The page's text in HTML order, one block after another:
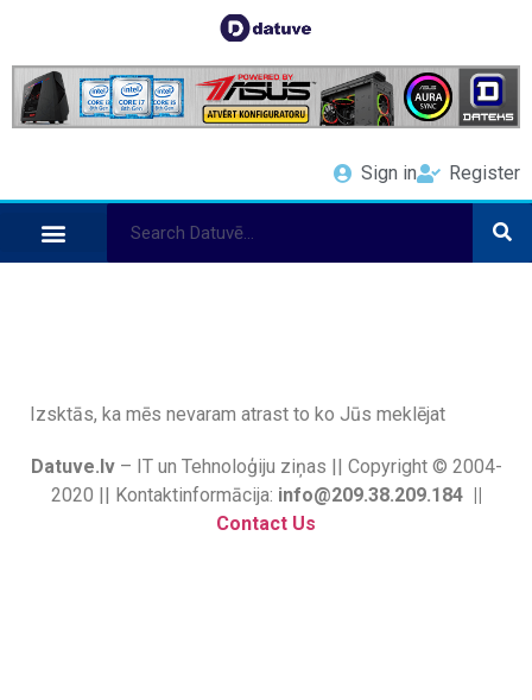
Sign in Register
Izsktās, ka mēs nevaram atrast to ko Jūs meklējat
Datuve.lv– IT un Tehnoloģiju ziņas || Copyright © 2004-
2020 || Kontaktinformācija: info@209.38.209.184 ||
Contact Us